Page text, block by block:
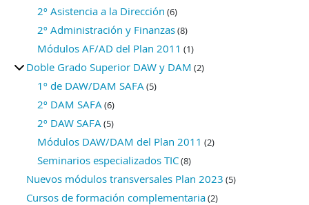
2º Asistencia a la Dirección (6)
2º Administración y Finanzas(8)
Módulos AF/AD del Plan 2011 (1)
Doble Grado Superior DAW y DAM (2)
1º de DAW/DAM SAFA (5)
2º DAM SAFA (6)
2º DAW SAFA (5)
Módulos DAW/DAM del Plan 2011 (2)
Seminarios especializados TIC(8)
Nuevos módulos transversales Plan 2023 (5)
Cursos de formación complementaria(2)